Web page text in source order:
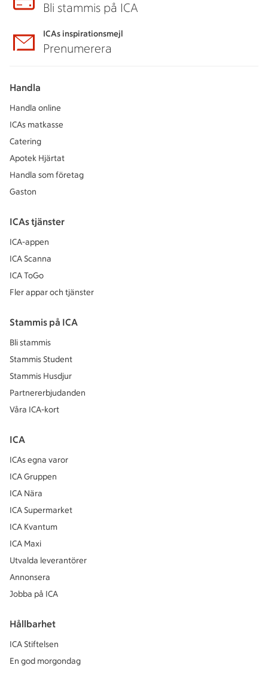
Bli stammis på ICA
ICAs inspirationsmejl
Prenumerera
Handla
Handla online
ICAs matkasse
Catering
Apotek Hjärtat
Handla som företag
Gaston
ICAs tjänster
ICA-appen
ICA Scanna
ICA ToGo
Fler appar och tjänster
Stammis på ICA
Bli stammis
Stammis Student
Stammis Husdjur
Partnererbjudanden
Våra ICA-kort
ICA
ICAs egna varor
ICA Gruppen
ICA Nära
ICA Supermarket
ICA Kvantum
ICA Maxi
Utvalda leverantörer
Annonsera
Jobba på ICA
Hållbarhet
ICA Stiftelsen
En god morgondag